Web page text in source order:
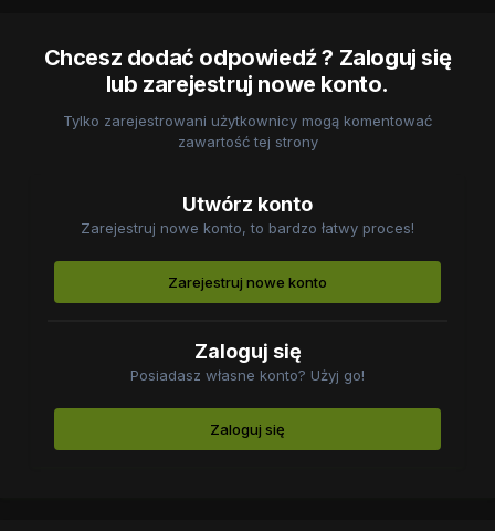
Chcesz dodać odpowiedź ? Zaloguj się
lub zarejestruj nowe konto.
Tylko zarejestrowani użytkownicy mogą komentować
zawartość tej strony
Utwórz konto
Zarejestruj nowe konto, to bardzo łatwy proces!
Zarejestruj nowe konto
Zaloguj się
Posiadasz własne konto? Użyj go!
Zaloguj się